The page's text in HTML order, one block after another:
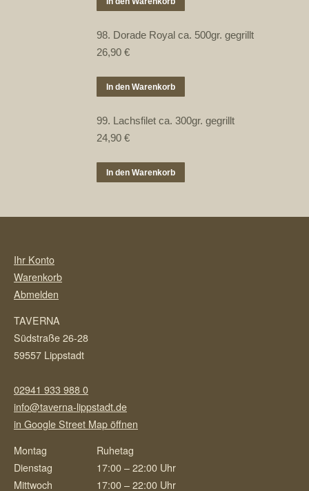
98. Dorade Royal ca. 500gr. gegrillt
26,90 €
In den Warenkorb
99. Lachsfilet ca. 300gr. gegrillt
24,90 €
In den Warenkorb
Ihr Konto
Warenkorb
Abmelden
TAVERNA
Südstraße 26-28
59557 Lippstadt
02941 933 988 0
info@taverna-lippstadt.de
in Google Street Map öffnen
Montag
Ruhetag
Dienstag
17:00 – 22:00 Uhr
Mittwoch
17:00 – 22:00 Uhr